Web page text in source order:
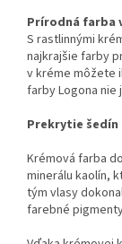
Prírodná farba
S rastlinnými
najkrajšie farby
v kréme môžete
farby Logona
Prekrytie
Krémová farba
minerálu kaolín,
tým vlasy
farebné